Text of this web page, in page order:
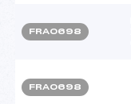
FRA0698
FRA0698